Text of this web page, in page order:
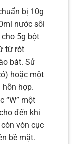
bị 10g
nước sôi
5g bột
từ rót
bát. Sử
hoặc một
hợp.
“W” một
đến khi
vón cục
bề mặt.